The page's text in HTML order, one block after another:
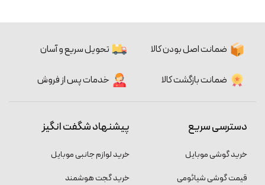
ضمانت اصل بودن کالا تحویل سریع و آسان
ضمانت بازگشت کالا خدمات پس از فروش
دسترسی سریع
خرید گوشی موبایل
قیمت گوشی شیائومی
پیشنهاد شگفت انگیز
خرید لوازم جانبی موبایل
خرید گجت هوشمند